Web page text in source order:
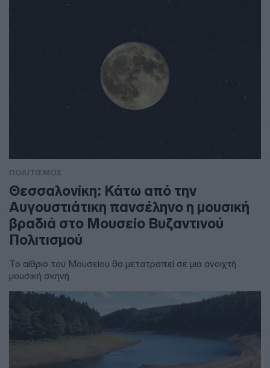
ΠΟΛΙΤΙΣΜΟΣ
Θεσσαλονίκη: Κάτω από την
Αυγουστιάτικη πανσέληνο η μουσική
βραδιά στο Μουσείο Βυζαντινού
Πολιτισμού
Το αίθριο του Μουσείου θα μετατραπεί σε μια ανοιχτή
μουσική σκηνή